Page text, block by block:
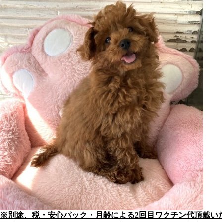
※別途、税・安心パック・月齢による2回目ワクチン代頂戴い